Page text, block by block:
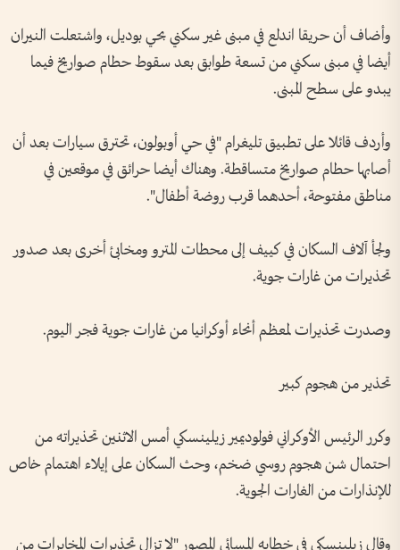
وأضاف أن حريقا اندلع في مبنى غير سكني بحي بوديل، واشتعلت النيران
أيضا في مبنى سكني من ‌تسعة طوابق بعد سقوط حطام صواريخ فيما
يبدو على سطح المبنى.
وأردف قائلا ‌على تطبيق تليغرام "في حي أوبولون، تحترق سيارات بعد أن
أصابها حطام صواريخ متساقطة. وهناك أيضا حرائق ‌في موقعين في
مناطق مفتوحة، أحدهما قرب روضة ‌أطفال".
ولجأ آلاف السكان في كييف إلى محطات المترو ومخابئ أخرى بعد صدور
تحذيرات من غارات جوية.
وصدرت تحذيرات لمعظم أنحاء أوكرانيا من غارات جوية ​فجر اليوم.
تحذير من هجوم ‌كبير
وكرر الرئيس الأوكراني فولوديمير زيلينسكي ​أمس الاثنين تحذيراته من
احتمال شن هجوم روسي ضخم، ⁠وحث السكان على إيلاء اهتمام خاص
للإنذارات من الغارات الجوية.